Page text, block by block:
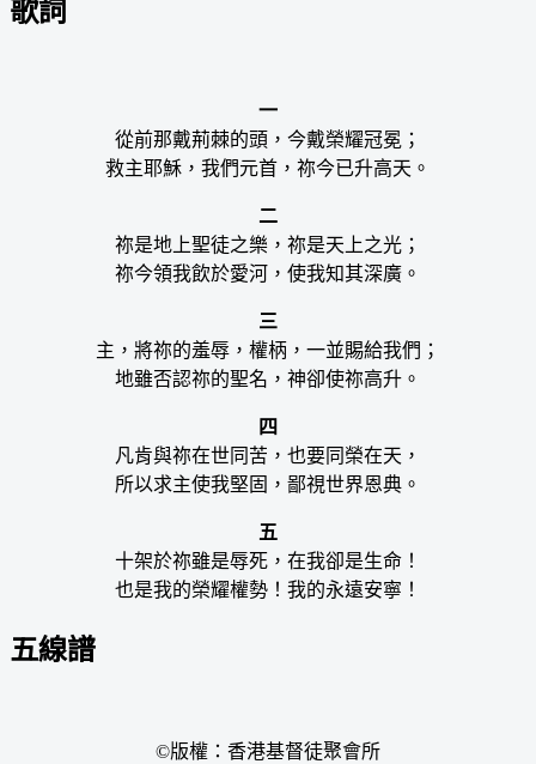
歌詞
一
從前那戴荊棘的頭，今戴榮耀冠冕；
救主耶穌，我們元首，祢今已升高天。
二
祢是地上聖徒之樂，祢是天上之光；
祢今領我飲於愛河，使我知其深廣。
三
主，將祢的羞辱，權柄，一並賜給我們；
地雖否認祢的聖名，神卻使祢高升。
四
凡肯與祢在世同苦，也要同榮在天，
所以求主使我堅固，鄙視世界恩典。
五
十架於祢雖是辱死，在我卻是生命！
也是我的榮耀權勢！我的永遠安寧！
五線譜
©版權：香港基督徒聚會所